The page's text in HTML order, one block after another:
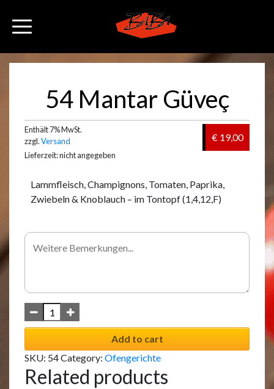
54 Mantar Güveç
€ 19,00
Enthält 7% MwSt.
zzgl.Versand
Lieferzeit: nicht angegeben
Lammfleisch, Champignons, Tomaten, Paprika,
Zwiebeln & Knoblauch – im Tontopf (1,4,12,F)
Add to cart
SKU: 54Category: Ofengerichte
Related products